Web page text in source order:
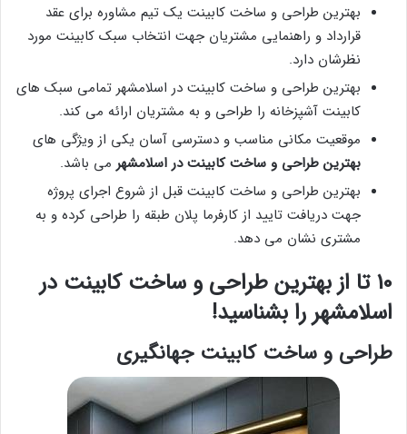
بهترین طراحی و ساخت کابینت یک تیم مشاوره برای عقد
قرارداد و راهنمایی مشتریان جهت انتخاب سبک کابینت مورد
نظرشان دارد.
بهترین طراحی و ساخت کابینت در اسلامشهر تمامی سبک های
کابینت آشپزخانه را طراحی و به مشتریان ارائه می کند.
موقعیت مکانی مناسب و دسترسی آسان یکی از ویژگی های
بهترین طراحی و ساخت کابینت در اسلامشهر می باشد.
بهترین طراحی و ساخت کابینت قبل از شروع اجرای پروژه
جهت دریافت تایید از کارفرما پلان طبقه را طراحی کرده و به
مشتری نشان می دهد.
10 تا از بهترین طراحی و ساخت کابینت در
اسلامشهر را بشناسید!
طراحی و ساخت کابینت جهانگیری